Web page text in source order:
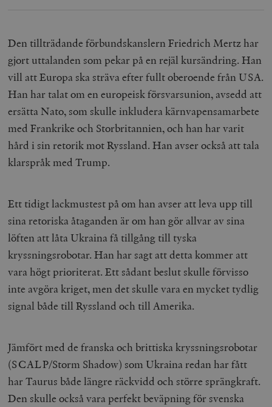
Den tillträdande förbundskanslern Friedrich Mertz har
gjort uttalanden som pekar på en rejäl kursändring. Han
vill att Europa ska sträva efter fullt oberoende från USA.
Han har talat om en europeisk försvarsunion, avsedd att
ersätta Nato, som skulle inkludera kärnvapensamarbete
med Frankrike och Storbritannien, och han har varit
hård i sin retorik mot Ryssland. Han avser också att tala
klarspråk med Trump.
Ett tidigt lackmustest på om han avser att leva upp till
sina retoriska åtaganden är om han gör allvar av sina
löften att låta Ukraina få tillgång till tyska
kryssningsrobotar. Han har sagt att detta kommer att
vara högt prioriterat. Ett sådant beslut skulle förvisso
inte avgöra kriget, men det skulle vara en mycket tydlig
signal både till Ryssland och till Amerika.
Jämfört med de franska och brittiska kryssningsrobotar
(SCALP/Storm Shadow) som Ukraina redan har fått
har Taurus både längre räckvidd och större sprängkraft.
Den skulle också vara perfekt beväpning för svenska